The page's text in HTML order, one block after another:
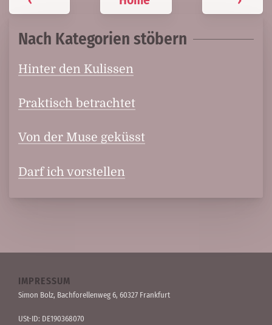
Nach Kategorien stöbern
Hinter den Kulissen
Praktisch betrachtet
Von der Muse geküsst
Darf ich vorstellen
IMPRESSUM
Simon Bolz, Bachforellen­weg 6, 60327 Frankfurt
USt-ID: DE190368070